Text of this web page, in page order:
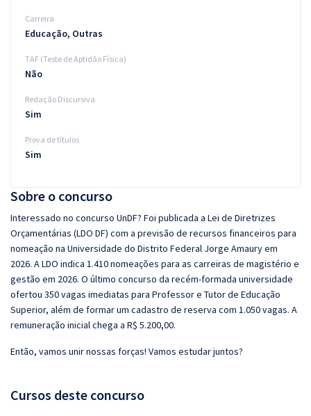
Sobre o concurso
Interessado no concurso UnDF? Foi publicada a Lei de Diretrizes
Orçamentárias (LDO DF) com a previsão de recursos financeiros para
nomeação na Universidade do Distrito Federal Jorge Amaury em
2026. A LDO indica 1.410 nomeações para as carreiras de magistério e
gestão em 2026. O último concurso da recém-formada universidade
ofertou 350 vagas imediatas para Professor e Tutor de Educação
Superior, além de formar um cadastro de reserva com 1.050 vagas. A
remuneração inicial chega a R$ 5.200,00.
Então, vamos unir nossas forças! Vamos estudar juntos?
Cursos deste concurso
Carreira
Educação, Outras
TAF (Teste de Aptidão Física)
Não
Redação Discursiva
Sim
Prova de títulos
Sim